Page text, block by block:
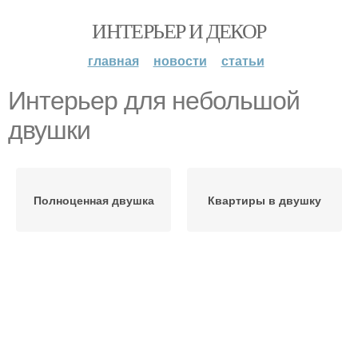
ИНТЕРЬЕР И ДЕКОР
главная новости статьи
Интерьер для небольшой
двушки
Полноценная двушка Квартиры в двушку